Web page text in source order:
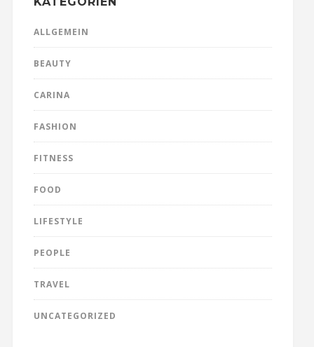
ALLGEMEIN
BEAUTY
CARINA
FASHION
FITNESS
FOOD
LIFESTYLE
PEOPLE
TRAVEL
UNCATEGORIZED